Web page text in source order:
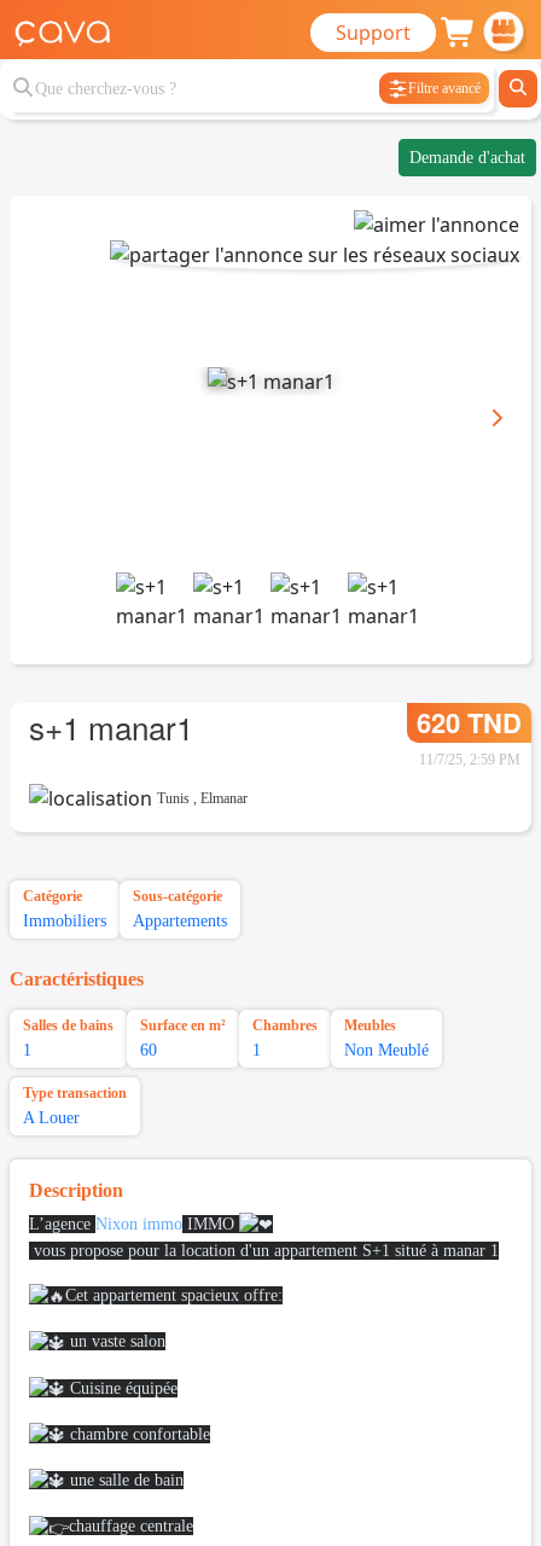
Support
Filtre avancé
Demande d'achat
s+1 manar1 620 TND
11/7/25, 2:59 PM
Tunis , Elmanar
Catégorie
Immobiliers
Sous-catégorie
Appartements
Caractéristiques
Salles de bains
1
Surface en m²
60
Chambres
1
Meubles
Non Meublé
Type transaction
A Louer
Description
L’agence Nixon immo IMMO
vous propose pour la location d'un appartement S+1 situé à manar 1
Cet appartement spacieux offre:
un vaste salon
Cuisine équipée
chambre confortable
une salle de bain
chauffage centrale